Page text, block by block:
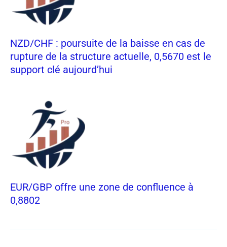
NZD/CHF : poursuite de la baisse en cas de
rupture de la structure actuelle, 0,5670 est le
support clé aujourd’hui
EUR/GBP offre une zone de confluence à
0,8802